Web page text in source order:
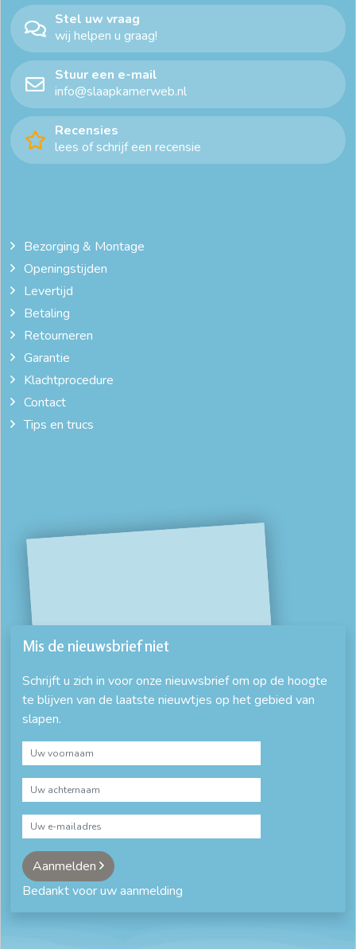
Stel uw vraag
wij helpen u graag!
Stuur een e-mail
info@slaapkamerweb.nl
Recensies
lees of schrijf een recensie
Bezorging & Montage
Openingstijden
Levertijd
Betaling
Retourneren
Garantie
Klachtprocedure
Contact
Tips en trucs
Mis de nieuwsbrief niet
Schrijft u zich in voor onze nieuwsbrief om op de hoogte
te blijven van de laatste nieuwtjes op het gebied van
slapen.
Aanmelden
Bedankt voor uw aanmelding